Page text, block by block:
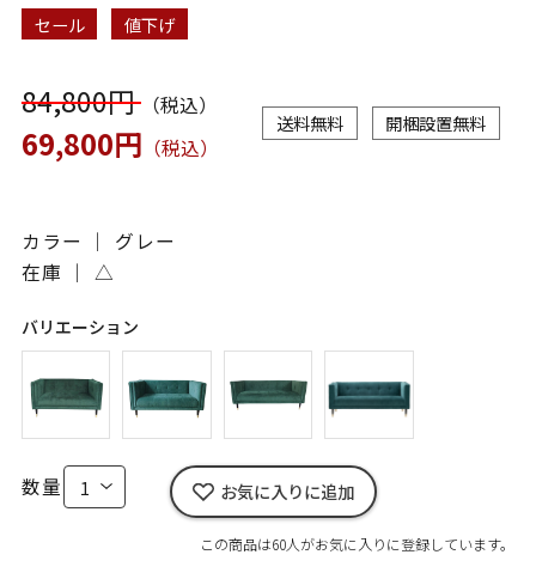
セール 値下げ
84,800円（税込）
69,800円 （税込）
送料無料 開梱設置無料
カラー ｜ グレー
在庫 ｜ △
バリエーション
数量 お気に入りに追加
この商品は60人がお気に入りに登録しています。